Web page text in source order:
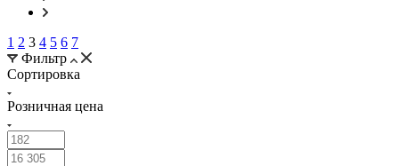
1 2 3 4 5 6 7
Фильтр
Сортировка
Розничная цена